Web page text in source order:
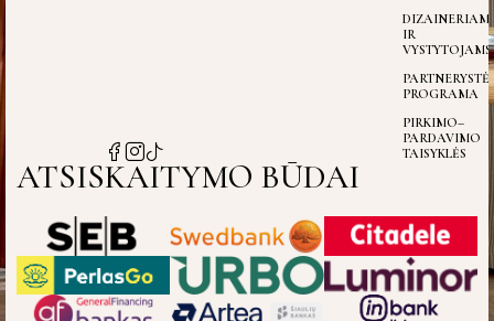
IR
VYSTYTOJAMS
PROGRAMA
PIRKIMO–
PARDAVIMO
TAISYKLĖS
ATSISKAITYMO BŪDAI